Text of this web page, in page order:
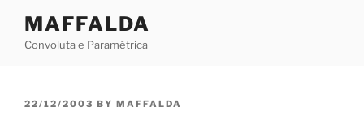
content
MAFFALDA
Convoluta e Paramétrica
POSTED
22/12/2003 BY MAFFALDA